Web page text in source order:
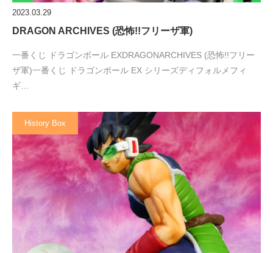
2023.03.29
DRAGON ARCHIVES (恐怖!!フリーザ軍)
一番くじ ドラゴンボール EXDRAGONARCHIVES (恐怖!!フリー
ザ軍)一番くじ ドラゴンボール EX シリーズディフォルメフィ
ギ…
History Box